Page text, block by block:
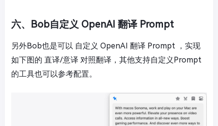
六、Bob自定义 OpenAI 翻译 Prompt
另外Bob也是可以 自定义 OpenAI 翻译 Prompt ，实现
如下图的 直译/意译 对照翻译，其他支持自定义Prompt
的工具也可以参考配置。